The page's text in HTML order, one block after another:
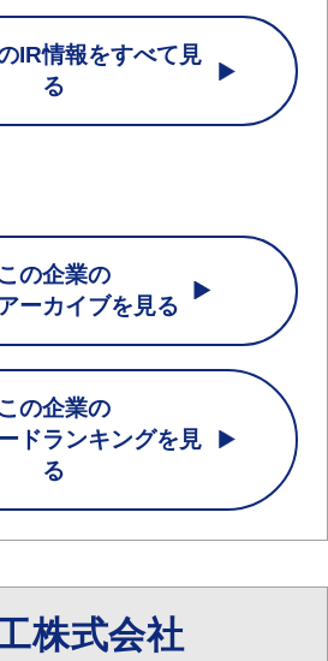
IR情報をすべて見
る
この企業の
ーカイブを見る
この企業の
ドランキングを見
る
株式会社